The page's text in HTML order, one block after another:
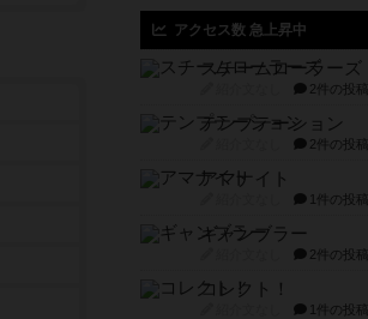
アクセス数 急上昇中
スチームローラーズ
2件の投稿
テンプテーション
2件の投稿
アマナイト
1件の投稿
ギャンブラー
2件の投稿
コレクト！
1件の投稿